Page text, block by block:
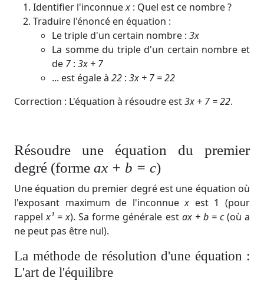
Identifier l'inconnuex : Quel est ce nombre ?
Traduire l'énoncé en équation :
Le triple d'un certain nombre : 3x
La somme du triple d'un certain nombre et
de 7 : 3x + 7
... est égale à 22 : 3x + 7 = 22
Correction : L'équation à résoudre est3x + 7 = 22.
Résoudre une équation du premier
degré (forme ax + b = c)
Une équation du premier degré est une équation où
l'exposant maximum de l'inconnuex est 1 (pour
rappelx¹ = x). Sa forme générale est ax + b = c(où a
ne peut pas être nul).
La méthode de résolution d'une équation :
L'art de l'équilibre